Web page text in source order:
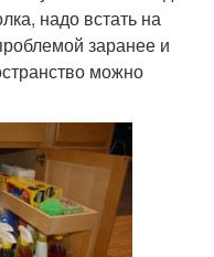
надо встать на
заранее и
можно